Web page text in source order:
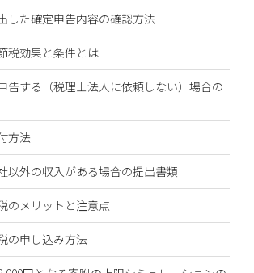
した確定申告内容の確認方法
税効果と条件とは
告する（税理士法人に依頼しない）場合の
方法
以外の収入がある場合の提出書類
のメリットと注意点
の申し込み方法